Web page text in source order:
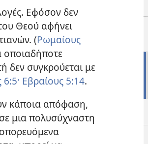
Εφόσον δεν
Θεού αφήνει
(Ρωμαίους
οποιαδήποτε
δεν συγκρούεται με
6:5· Εβραίους 5:14.
κάποια απόφαση,
μια πολυσύχναστη